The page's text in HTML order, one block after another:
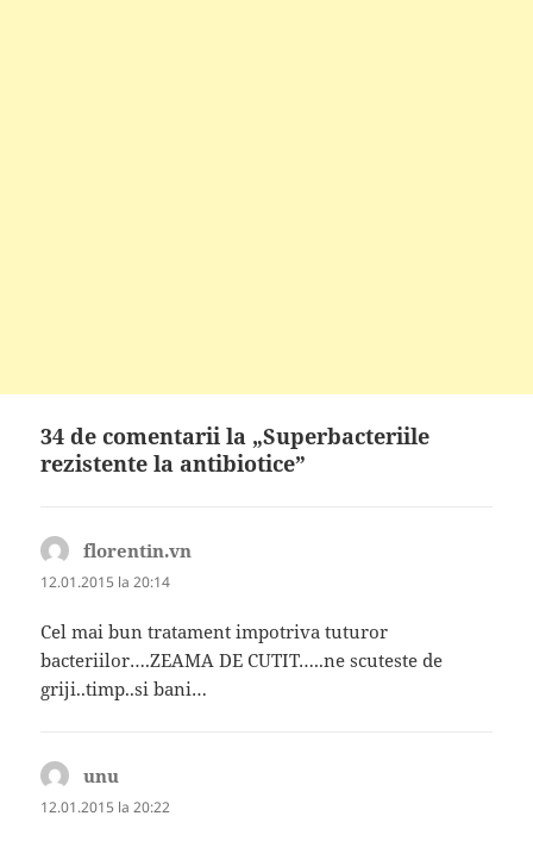
34 de comentarii la „Superbacteriile
rezistente la antibiotice”
florentin.vn
12.01.2015 la 20:14
Cel mai bun tratament impotriva tuturor
bacteriilor….ZEAMA DE CUTIT…..ne scuteste de
griji..timp..si bani…
unu
12.01.2015 la 20:22